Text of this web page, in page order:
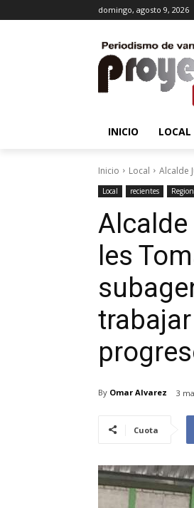
domingo, agosto 9, 2026
INICIO LOCAL
Inicio Local Alcalde
Local recientes
les
By Omar Alvarez 3
Cuota